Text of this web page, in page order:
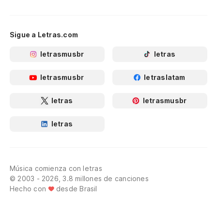
Sigue a Letras.com
letrasmusbr letras
letrasmusbr letraslatam
letras letrasmusbr
letras
Música comienza con letras
© 2003 - 2026, 3.8 millones de canciones
Hecho con
desde Brasil